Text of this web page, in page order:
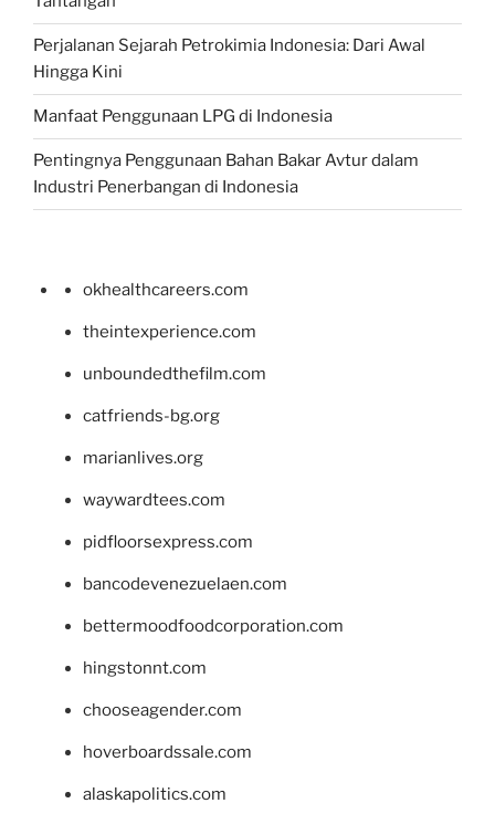
Perjalanan Sejarah Petrokimia Indonesia: Dari Awal
Hingga Kini
Manfaat Penggunaan LPG di Indonesia
Pentingnya Penggunaan Bahan Bakar Avtur dalam
Industri Penerbangan di Indonesia
okhealthcareers.com
theintexperience.com
unboundedthefilm.com
catfriends-bg.org
marianlives.org
waywardtees.com
pidfloorsexpress.com
bancodevenezuelaen.com
bettermoodfoodcorporation.com
hingstonnt.com
chooseagender.com
hoverboardssale.com
alaskapolitics.com